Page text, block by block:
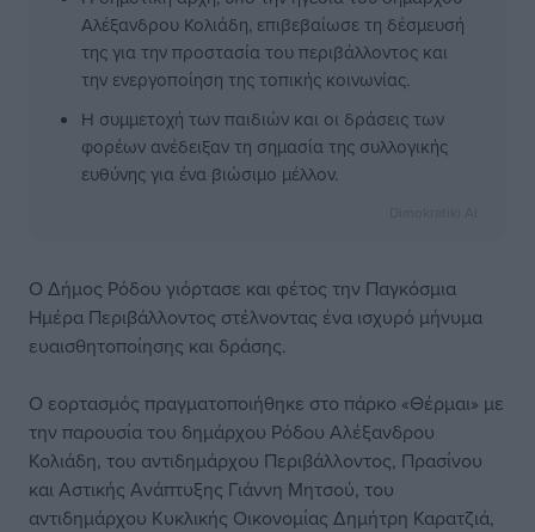
Αλέξανδρου Κολιάδη, επιβεβαίωσε τη δέσμευσή
της για την προστασία του περιβάλλοντος και
την ενεργοποίηση της τοπικής κοινωνίας.
Η συμμετοχή των παιδιών και οι δράσεις των
φορέων ανέδειξαν τη σημασία της συλλογικής
ευθύνης για ένα βιώσιμο μέλλον.
Ο Δήμος Ρόδου γιόρτασε και φέτος την Παγκόσμια
Ημέρα Περιβάλλοντος στέλνοντας ένα ισχυρό μήνυμα
ευαισθητοποίησης και δράσης.
Ο εορτασμός πραγματοποιήθηκε στο πάρκο «Θέρμαι» με
την παρουσία του δημάρχου Ρόδου Αλέξανδρου
Κολιάδη, του αντιδημάρχου Περιβάλλοντος, Πρασίνου
και Αστικής Ανάπτυξης Γιάννη Μητσού, του
αντιδημάρχου Κυκλικής Οικονομίας Δημήτρη Καρατζιά,